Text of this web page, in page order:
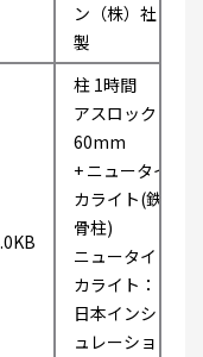
ン（株）社
製
柱 1時間
アスロック
60mm
+ ニュータイ
カライト(鉄
骨柱)
ニュータイ
カライト：
日本インシ
ュレーショ